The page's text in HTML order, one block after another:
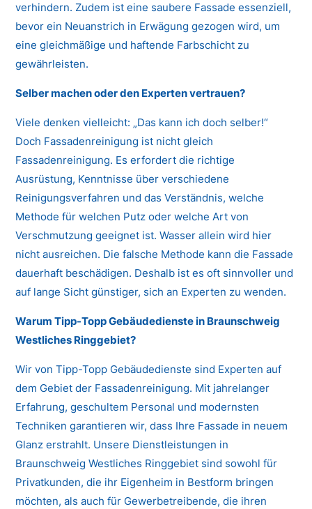
verhindern. Zudem ist eine saubere Fassade essenziell,
bevor ein Neuanstrich in Erwägung gezogen wird, um
eine gleichmäßige und haftende Farbschicht zu
gewährleisten.
Selber machen oder den Experten vertrauen?
Viele denken vielleicht: „Das kann ich doch selber!“
Doch Fassadenreinigung ist nicht gleich
Fassadenreinigung. Es erfordert die richtige
Ausrüstung, Kenntnisse über verschiedene
Reinigungsverfahren und das Verständnis, welche
Methode für welchen Putz oder welche Art von
Verschmutzung geeignet ist. Wasser allein wird hier
nicht ausreichen. Die falsche Methode kann die Fassade
dauerhaft beschädigen. Deshalb ist es oft sinnvoller und
auf lange Sicht günstiger, sich an Experten zu wenden.
Warum Tipp-Topp Gebäudedienste in Braunschweig
Westliches Ringgebiet?
Wir von Tipp-Topp Gebäudedienste sind Experten auf
dem Gebiet der Fassadenreinigung. Mit jahrelanger
Erfahrung, geschultem Personal und modernsten
Techniken garantieren wir, dass Ihre Fassade in neuem
Glanz erstrahlt. Unsere Dienstleistungen in
Braunschweig Westliches Ringgebiet sind sowohl für
Privatkunden, die ihr Eigenheim in Bestform bringen
möchten, als auch für Gewerbetreibende, die ihren